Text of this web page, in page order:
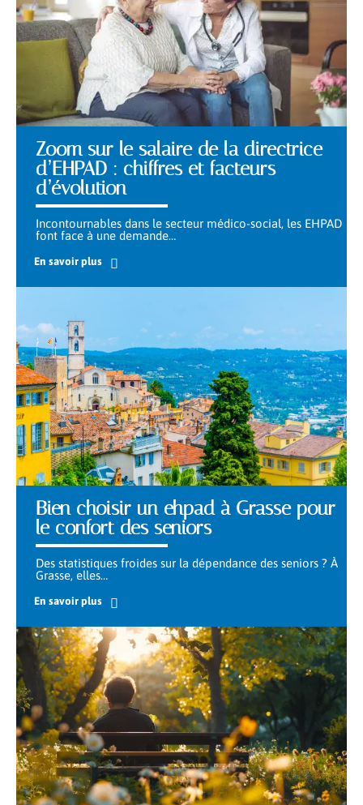
Zoom sur le salaire de la directrice
d’EHPAD : chiffres et facteurs
d’évolution
Incontournables dans le secteur médico-social, les EHPAD
font face à une demande…
En savoir plus
Bien choisir un ehpad à Grasse pour
le confort des seniors
Des statistiques froides sur la dépendance des seniors ? À
Grasse, elles…
En savoir plus